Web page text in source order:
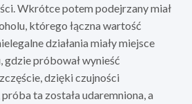
Wkrótce potem podejrzany miał
którego łączna wartość
działania miały miejsce
gdzie próbował wynieść
dzięki czujności
ta została udaremniona, a